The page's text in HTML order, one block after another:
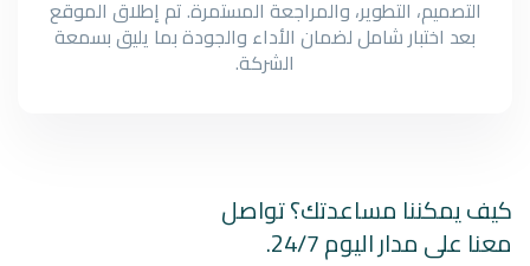
التصميم، التطوير، والمراجعة المستمرة. تم إطلاق الموقع
بعد اختبار شامل لضمان الأداء والجودة بما يليق بسمعة
الشركة.
كيف يمكننا مساعدتك؟ تواصل
معنا على مدار اليوم 24/7.